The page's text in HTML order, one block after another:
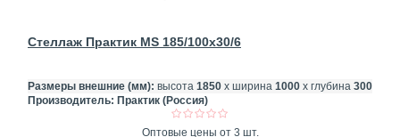
Стеллаж Практик MS 185/100x30/6
Размеры внешние (мм): высота 1850 х ширина 1000 х глубина 300
Производитель: Практик (Россия)
Оптовые цены от 3 шт.